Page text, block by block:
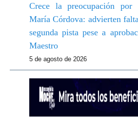
Crece la preocupación
María Córdova: advierten
segunda pista pese a
Maestro
5 de agosto de 2026